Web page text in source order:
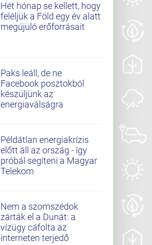
Hét hónap se kellett, hogy
feléljük a Föld egy év alatt
megújuló erőforrásait
Paks leáll, de ne
Facebook posztokból
készüljünk az
energiaválságra
Példátlan energiakrízis
előtt áll az ország - így
próbál segíteni a Magyar
Telekom
Nem a szomszédok
zárták el a Dunát: a
vízügy cáfolta az
interneten terjedő